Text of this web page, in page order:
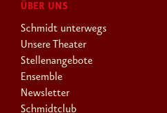
ÜBER UNS
Schmidt unterwegs
Unsere Theater
Stellenangebote
Ensemble
Newsletter
Schmidtclub